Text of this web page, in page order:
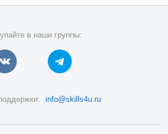
в наши группы:
info@skills4u.ru